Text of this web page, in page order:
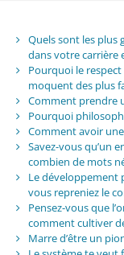
Quels sont les plus
dans votre carrière
Pourquoi le
moquent des plus
Comment prendre
Pourquoi
Comment avoir
Savez-vous qu’un
combien de mots
Le développement
vous repreniez le
Pensez-vous que
comment cultiver
Marre d’être un